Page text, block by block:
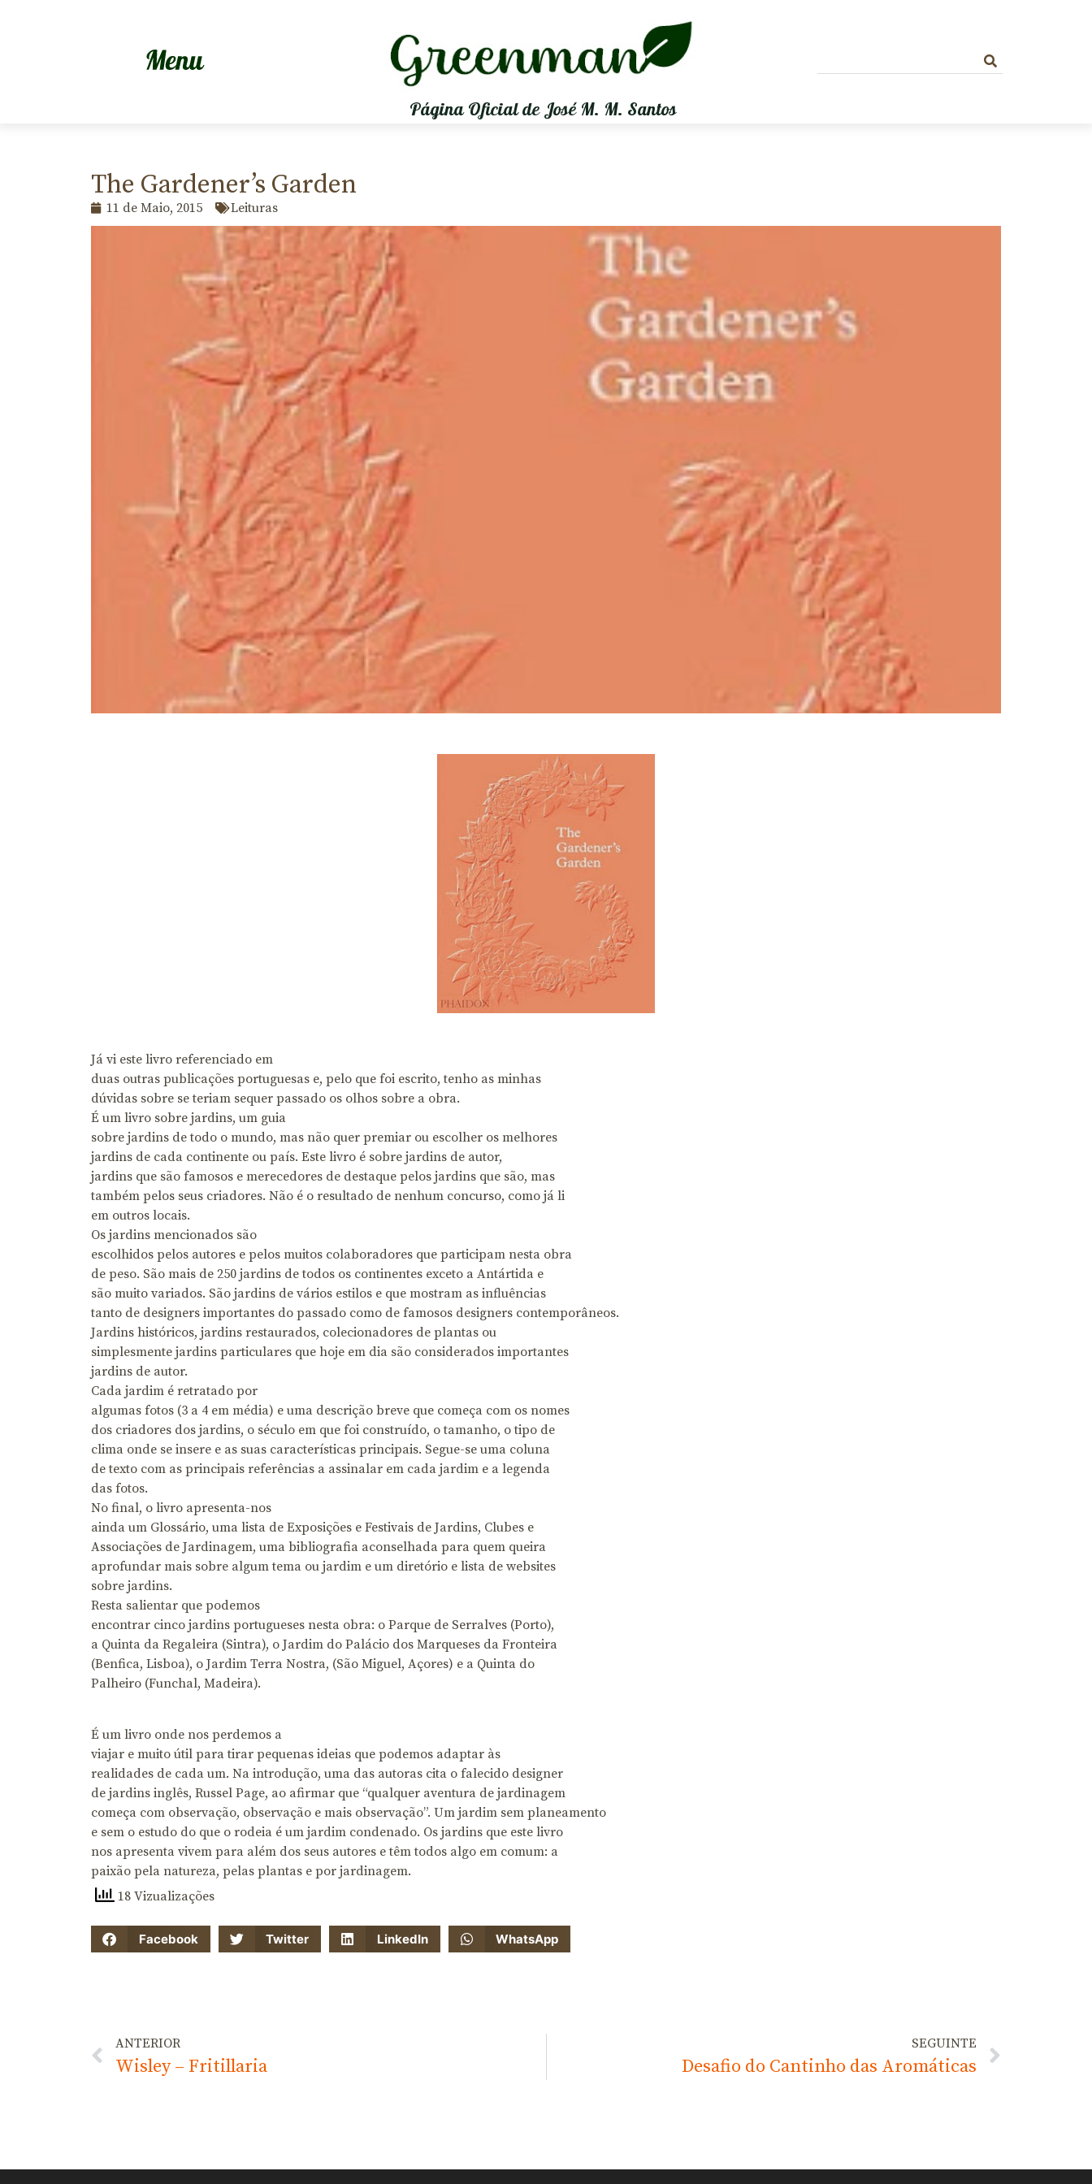
Página Oficial de José M. M. Santos
The Gardener’s Garden
11 de Maio, 2015 Leituras
Já vi este livro referenciado em
duas outras publicações portuguesas e, pelo que foi escrito, tenho as minhas
dúvidas sobre se teriam sequer passado os olhos sobre a obra.
É um livro sobre jardins, um guia
sobre jardins de todo o mundo, mas não quer premiar ou escolher os melhores
jardins de cada continente ou país. Este livro é sobre jardins de autor,
jardins que são famosos e merecedores de destaque pelos jardins que são, mas
também pelos seus criadores. Não é o resultado de nenhum concurso, como já li
em outros locais.
Os jardins mencionados são
escolhidos pelos autores e pelos muitos colaboradores que participam nesta obra
de peso. São mais de 250 jardins de todos os continentes exceto a Antártida e
são muito variados. São jardins de vários estilos e que mostram as influências
tanto de designers importantes do passado como de famosos designers contemporâneos.
Jardins históricos, jardins restaurados, colecionadores de plantas ou
simplesmente jardins particulares que hoje em dia são considerados importantes
jardins de autor.
Cada jardim é retratado por
algumas fotos (3 a 4 em média) e uma descrição breve que começa com os nomes
dos criadores dos jardins, o século em que foi construído, o tamanho, o tipo de
clima onde se insere e as suas características principais. Segue-se uma coluna
de texto com as principais referências a assinalar em cada jardim e a legenda
das fotos.
No final, o livro apresenta-nos
ainda um Glossário, uma lista de Exposições e Festivais de Jardins, Clubes e
Associações de Jardinagem, uma bibliografia aconselhada para quem queira
aprofundar mais sobre algum tema ou jardim e um diretório e lista de websites
sobre jardins.
Resta salientar que podemos
encontrar cinco jardins portugueses nesta obra: o Parque de Serralves (Porto),
a Quinta da Regaleira (Sintra), o Jardim do Palácio dos Marqueses da Fronteira
(Benfica, Lisboa), o Jardim Terra Nostra, (São Miguel, Açores) e a Quinta do
Palheiro (Funchal, Madeira).
É um livro onde nos perdemos a
viajar e muito útil para tirar pequenas ideias que podemos adaptar às
realidades de cada um. Na introdução, uma das autoras cita o falecido designer
de jardins inglês, Russel Page, ao afirmar que “qualquer aventura de jardinagem
começa com observação, observação e mais observação”. Um jardim sem planeamento
e sem o estudo do que o rodeia é um jardim condenado. Os jardins que este livro
nos apresenta vivem para além dos seus autores e têm todos algo em comum: a
paixão pela natureza, pelas plantas e por jardinagem.
18 Vizualizações
Facebook Twitter LinkedIn WhatsApp
ANTERIOR
Wisley – Fritillaria
SEGUINTE
Desafio do Cantinho das Aromáticas